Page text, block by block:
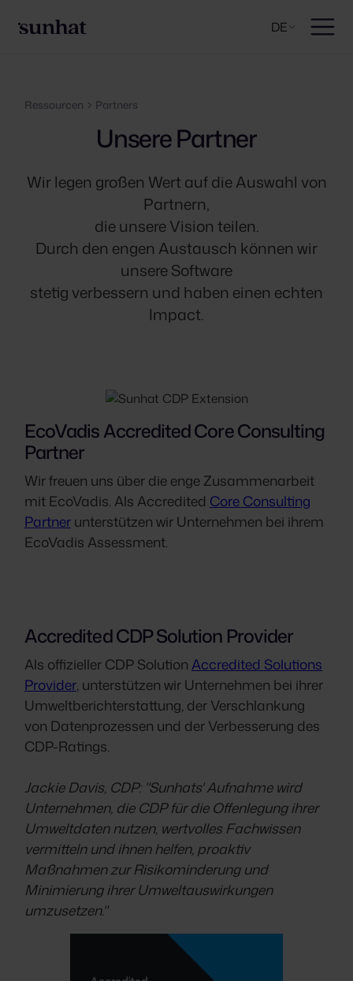
DE
Ressourcen Partners
Unsere Partner
Wir legen großen Wert auf die Auswahl von
Partnern,
die unsere Vision teilen.
Durch den engen Austausch können wir
unsere Software
stetig verbessern und haben einen echten
Impact.
EcoVadis Accredited Core Consulting
Partner
Wir freuen uns über die enge Zusammenarbeit
mit EcoVadis. Als Accredited Core Consulting
Partnerunterstützen wir Unternehmen bei ihrem
EcoVadis Assessment.
Accredited CDP Solution Provider
Als offizieller CDP Solution Accredited Solutions
Provider, unterstützen wir Unternehmen bei ihrer
Umweltberichterstattung, der Verschlankung
von Datenprozessen und der Verbesserung des
CDP-Ratings.
Jackie Davis, CDP: "Sunhats' Aufnahme wird
Unternehmen, die CDP für die Offenlegung ihrer
Umweltdaten nutzen, wertvolles Fachwissen
vermitteln und ihnen helfen, proaktiv
Maßnahmen zur Risikominderung und
Minimierung ihrer Umweltauswirkungen
umzusetzen."